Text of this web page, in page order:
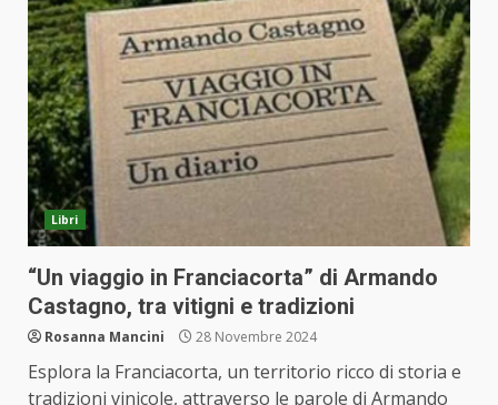
Libri
“Un viaggio in Franciacorta” di Armando
Castagno, tra vitigni e tradizioni
Rosanna Mancini 28 Novembre 2024
Esplora la Franciacorta, un territorio ricco di storia e
tradizioni vinicole, attraverso le parole di Armando